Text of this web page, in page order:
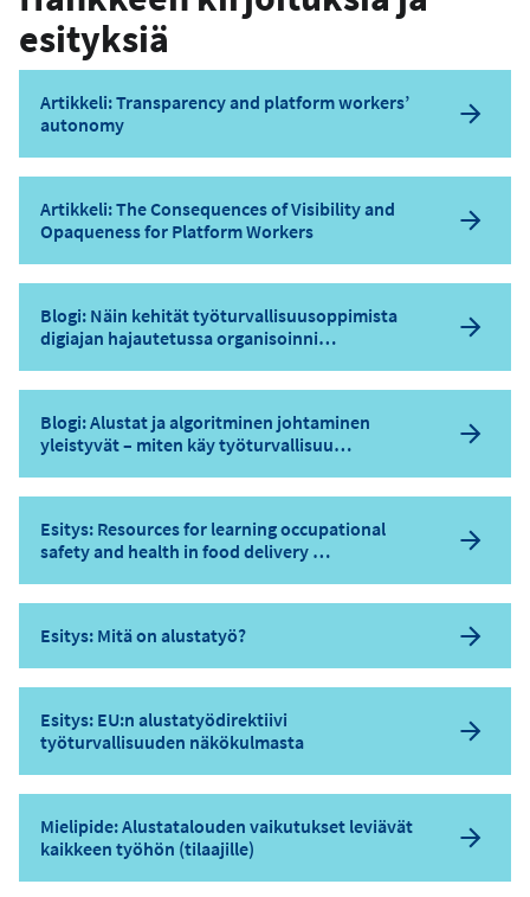
esityksiä
Artikkeli: Transparency and platform workers’
autonomy
Artikkeli: The Consequences of Visibility and
Opaqueness for Platform Workers
Blogi: Näin kehität työturvallisuusoppimista
digiajan hajautetussa organisoinni…
Blogi: Alustat ja algoritminen johtaminen
yleistyvät – miten käy työturvallisuu…
Esitys: Resources for learning occupational
safety and health in food delivery …
Esitys: Mitä on alustatyö?
Esitys: EU:n alustatyödirektiivi
työturvallisuuden näkökulmasta
Mielipide: Alustatalouden vaikutukset leviävät
kaikkeen työhön (tilaajille)